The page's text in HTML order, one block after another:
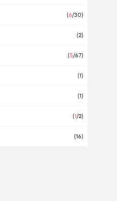
(6/30)
(2)
(5/67)
(1)
(1)
(1/2)
(16)